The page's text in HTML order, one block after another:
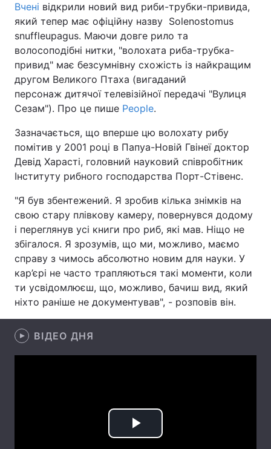
Україна Політика
Спорт Наука
Техно і зв'язок Лайт
Здоров'я Туризм
Цікавинки Погода
Екологія Регіони
Лонгріди
Відео з Youtube
Інтерв'ю Думки
Архів Вакансії
Вчені відкрили новий вид риби-трубки-привида,
який тепер має офіційну назву Solenostomus
snuffleupagus. Маючи довге рило та
волосоподібні нитки, "волохата риба-трубка-
привид" має безсумнівну схожість із найкращим
другом Великого Птаха (вигаданий
персонаж дитячої телевізійної передачі "Вулиця
Сезам"). Про це пише People.
Зазначається, що вперше цю волохату рибу
помітив у 2001 році в Папуа-Новій Гвінеї доктор
Девід Харасті, головний науковий співробітник
Інституту рибного господарства Порт-Стівенс.
"Я був збентежений. Я зробив кілька знімків на
свою стару плівкову камеру, повернувся додому
і переглянув усі книги про риб, які мав. Ніщо не
збігалося. Я зрозумів, що ми, можливо, маємо
справу з чимось абсолютно новим для науки. У
кар’єрі не часто трапляються такі моменти, коли
ти усвідомлюєш, що, можливо, бачиш вид, який
ніхто раніше не документував", - розповів він.
ВІДЕО ДНЯ
Play